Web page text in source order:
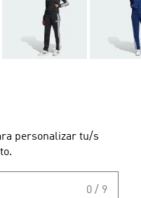
personalizar tu/s
0 / 9